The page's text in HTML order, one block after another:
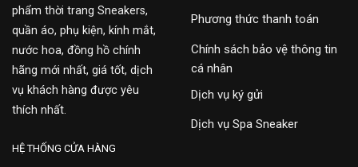
phẩm thời trang Sneakers,
quần áo, phụ kiện, kính mắt,
nước hoa, đồng hồ chính
hãng mới nhất, giá tốt, dịch
vụ khách hàng được yêu
thích nhất.
Phương thức thanh toán
Chính sách bảo vệ thông tin
cá nhân
Dịch vụ ký gửi
Dịch vụ Spa Sneaker
HỆ THỐNG CỬA HÀNG